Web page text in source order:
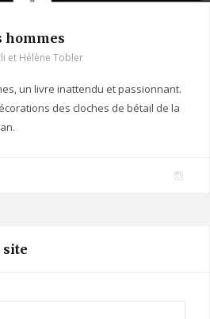
hommes
et Hélène Tobler
un livre inattendu et passionnant.
des cloches de bétail de la
I
r
site